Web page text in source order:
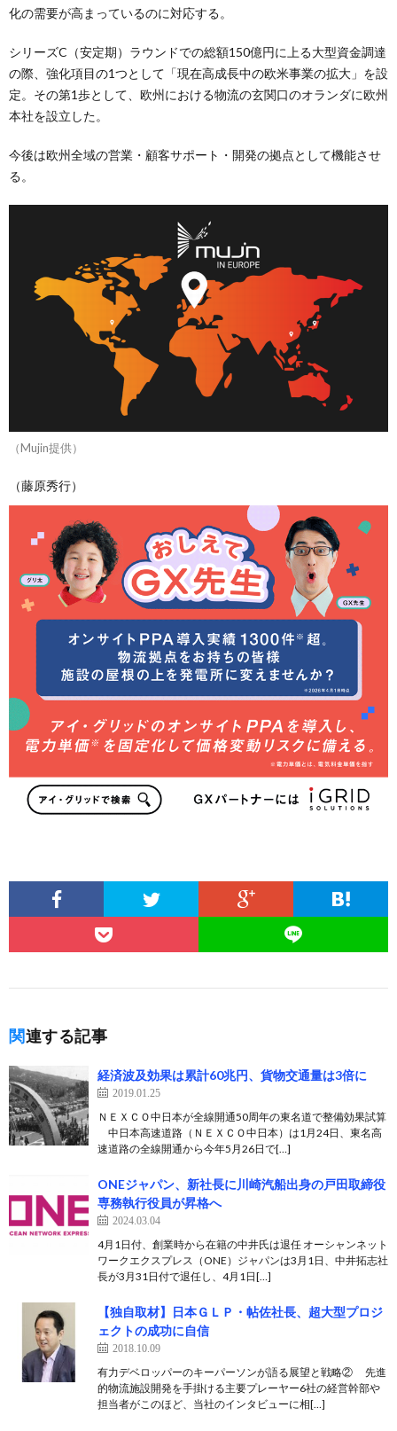
化の需要が高まっているのに対応する。
シリーズC（安定期）ラウンドでの総額150億円に上る大型資金調達
の際、強化項目の1つとして「現在高成長中の欧米事業の拡大」を設
定。その第1歩として、欧州における物流の玄関口のオランダに欧州
本社を設立した。
今後は欧州全域の営業・顧客サポート・開発の拠点として機能させ
る。
（Mujin提供）
（藤原秀行）
関連する記事
経済波及効果は累計60兆円、貨物交通量は3倍に
2019.01.25
ＮＥＸＣＯ中日本が全線開通50周年の東名道で整備効果試算
中日本高速道路（ＮＥＸＣＯ中日本）は1月24日、東名高
速道路の全線開通から今年5月26日で[…]
ONEジャパン、新社長に川崎汽船出身の戸田取締役
専務執行役員が昇格へ
2024.03.04
4月1日付、創業時から在籍の中井氏は退任 オーシャンネット
ワークエクスプレス（ONE）ジャパンは3月1日、中井拓志社
長が3月31日付で退任し、4月1日[…]
【独自取材】日本ＧＬＰ・帖佐社長、超大型プロジ
ェクトの成功に自信
2018.10.09
有力デベロッパーのキーパーソンが語る展望と戦略② 先進
的物流施設開発を手掛ける主要プレーヤー6社の経営幹部や
担当者がこのほど、当社のインタビューに相[…]